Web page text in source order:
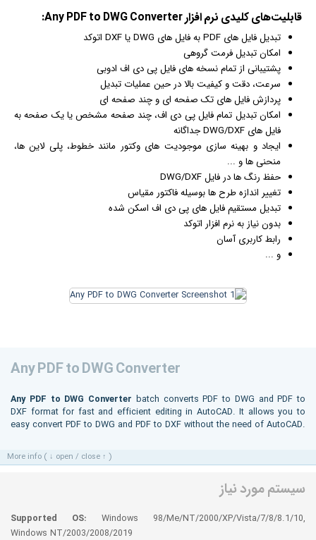
قابلیت‌های کلیدی نرم افزار
تبدیل فایل های PDF به فایل های DWG یا DXF اتوکد
امکان تبدیل فرمت گروهی
پشتیبانی از تمام نسخه های فایل پی دی اف ادوبی
سرعت، دقت و کیفیت بالا در حین عملیات تبدیل
پردازش فایل های تک صفحه ای و چند صفحه ای
امکان تبدیل تمام فایل پی دی اف، چند صفحه مشخص یا یک صفحه به
فایل های DWG/DXF جداگانه
ایجاد و بهینه سازی موجودیت های وکتور مانند خطوط، پلی لاین ها،
منحنی ها و ...
حفظ رنگ ها در فایل DWG/DXF
تغییر اندازه طرح ها بوسیله فاکتور مقیاس
تبدیل مستقیم فایل های پی دی اف اسکن شده
بدون نیاز به نرم افزار اتوکد
رابط کاربری آسان
و ...
Any PDF to DWG Converter
Any PDF to DWG Converter batch converts PDF to DWG and PDF to
DXF format for fast and efficient editing in AutoCAD. It allows you to
easy convert PDF to DWG and PDF to DXF without the need of AutoCAD.
More info ( ↓ open / close ↑ )
سیستم مورد نیاز
Supported OS: Windows 98/Me/NT/2000/XP/Vista/7/8/8.1/10,
Windows NT/2003/2008/2019